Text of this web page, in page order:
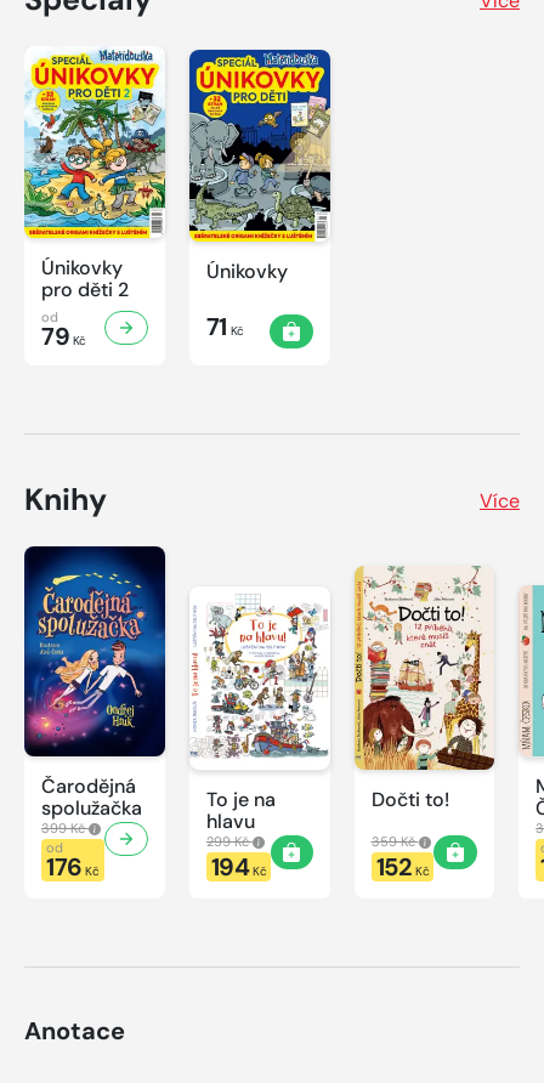
Únikovky
pro děti 2
od
79 Kč
Únikovky
71 Kč
Knihy Více
Čarodějná
spolužačka
399 Kč
od
176 Kč
To je na
hlavu
299 Kč
194Kč
Dočti to!
359 Kč
152 Kč
Anotace